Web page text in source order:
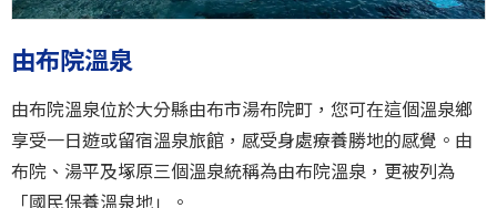
由布院溫泉
由布院溫泉位於大分縣由布市湯布院町，您可在這個溫泉鄉
享受一日遊或留宿溫泉旅館，感受身處療養勝地的感覺。由
布院、湯平及塚原三個溫泉統稱為由布院溫泉，更被列為
「國民保養溫泉地」。